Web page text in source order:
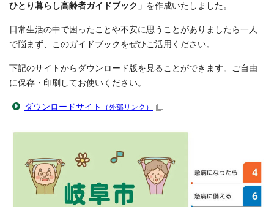
ひとり暮らし高齢者ガイドブック」 を作成いたしました。
日常生活の中で困ったことや不安に思うことがありましたら一人
で悩まず、このガイドブックをぜひご活用ください。
下記のサイトからダウンロード版を見ることができます。ご自由
に保存・印刷してお使いください。
ダウンロードサイト （外部リンク）